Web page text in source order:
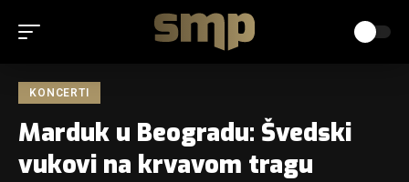
KONCERTI
Marduk u Beogradu: Švedski
vukovi na krvavom tragu